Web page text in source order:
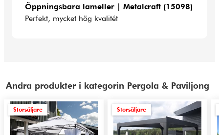
Öppningsbara lameller | Metalcraft (15098)
Perfekt, mycket hög kvalitét
Andra produkter i kategorin Pergola & Paviljong
Storsäljare Storsäljare